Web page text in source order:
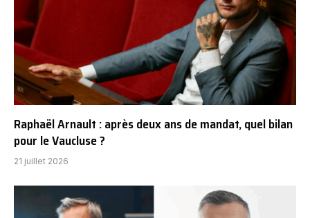
Raphaël Arnault : après deux ans de mandat, quel bilan
pour le Vaucluse ?
21 juillet 2026